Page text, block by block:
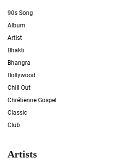
90s Song
Album
Artist
Bhakti
Bhangra
Bollywood
Chill Out
Chrétienne Gospel
Classic
Club
Artists